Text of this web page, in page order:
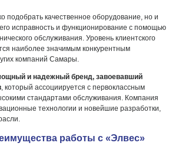
подобрать качественное оборудование, но и
исправность и функционирование с помощью
обслуживания. Уровень клиентского
наиболее значимым конкурентным
компаний Самары.
и надежный бренд, завоевавший
, который ассоциируется с первоклассным
стандартами обслуживания. Компания
технологии и новейшие разработки,
работы с «Элвес»